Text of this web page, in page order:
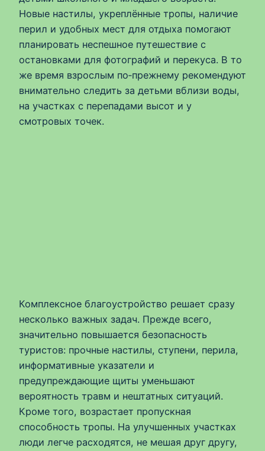
Новые настилы, укреплённые тропы, наличие
перил и удобных мест для отдыха помогают
планировать неспешное путешествие с
остановками для фотографий и перекуса. В то
же время взрослым по‑прежнему рекомендуют
внимательно следить за детьми вблизи воды,
на участках с перепадами высот и у
смотровых точек.
Комплексное благоустройство решает сразу
несколько важных задач. Прежде всего,
значительно повышается безопасность
туристов: прочные настилы, ступени, перила,
информативные указатели и
предупреждающие щиты уменьшают
вероятность травм и нештатных ситуаций.
Кроме того, возрастает пропускная
способность тропы. На улучшенных участках
люди легче расходятся, не мешая друг другу,